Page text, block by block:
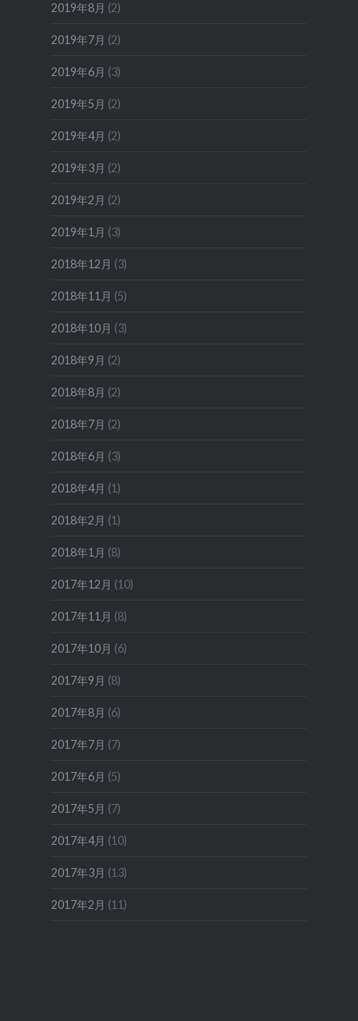
2019年8月 (2)
2019年7月 (2)
2019年6月 (3)
2019年5月 (2)
2019年4月 (2)
2019年3月 (2)
2019年2月 (2)
2019年1月 (3)
2018年12月 (3)
2018年11月 (5)
2018年10月 (3)
2018年9月 (2)
2018年8月 (2)
2018年7月 (2)
2018年6月 (3)
2018年4月 (1)
2018年2月 (1)
2018年1月 (8)
2017年12月 (10)
2017年11月 (8)
2017年10月 (6)
2017年9月 (8)
2017年8月 (6)
2017年7月 (7)
2017年6月 (5)
2017年5月 (7)
2017年4月 (10)
2017年3月 (13)
2017年2月 (11)